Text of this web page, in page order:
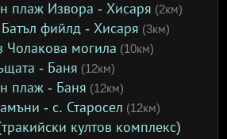
плаж Извора - Хисаря (2км)
фийлд - Хисаря (3км)
Чолакова могила (10км)
- Баня (12км)
плаж - Баня (12км)
- с. Старосел (12км)
култов комплекс)